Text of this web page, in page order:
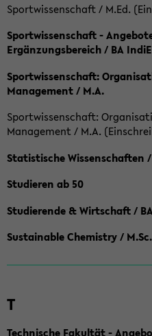
Sportwissenschaft / M.Ed.
Sportwissenschaft -
Ergänzungsbereich / BA
Sportwissenschaft:
Management / M.A.
Sportwissenschaft:
Management / M.A.
Statistische Wissenschaften /
Studieren ab 50
Studierende & Wirtschaft /
Sustainable Chemistry / M.Sc.
T
Technische Fakultät -